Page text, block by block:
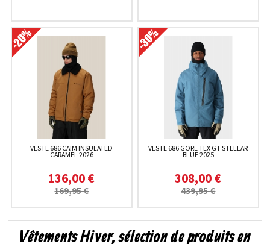
VESTE 686 CAIM INSULATED
CARAMEL 2026
136,00 €
169,95 €
VESTE 686 GORE TEX GT STELLAR
BLUE 2025
308,00 €
439,95 €
Vêtements Hiver, sélection de produits en